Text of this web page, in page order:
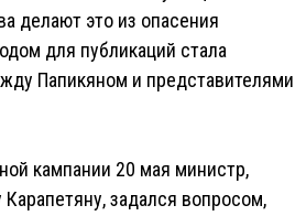
делают это из опасения
для публикаций стала
Папикяном и представителями
кампании 20 мая министр,
задался вопросом,